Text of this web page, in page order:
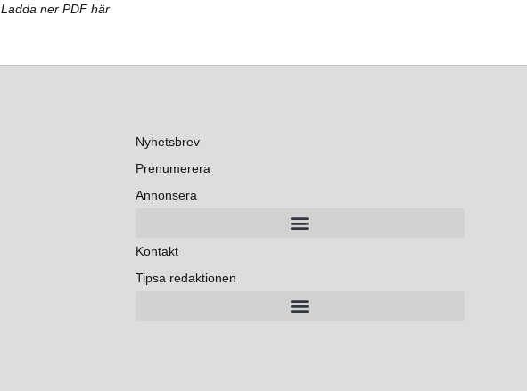
Ladda ner PDF här
Nyhetsbrev
Prenumerera
Annonsera
Kontakt
Tipsa redaktionen